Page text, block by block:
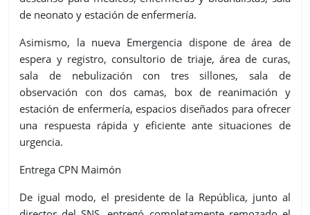
de neonato y estación de enfermería.
Asimismo, la nueva Emergencia dispone de área de
espera y registro, consultorio de triaje, área de curas,
sala de nebulización con tres sillones, sala de
observación con dos camas, box de reanimación y
estación de enfermería, espacios diseñados para ofrecer
una respuesta rápida y eficiente ante situaciones de
urgencia.
Entrega CPN Maimón
De igual modo, el presidente de la República, junto al